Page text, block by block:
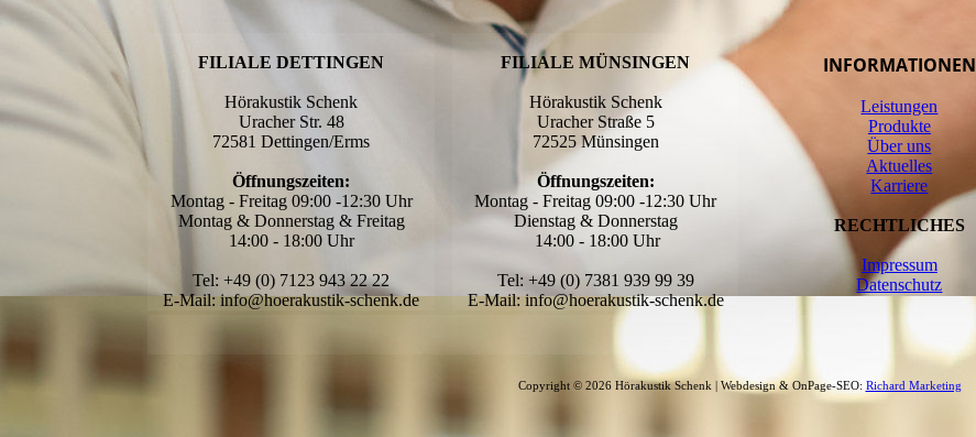
FILIALE DETTINGEN
Hörakustik Schenk
Uracher Str. 48
72581 Dettingen/Erms
Öffnungszeiten:
Montag - Freitag 09:00 -12:30 Uhr
Montag & Donnerstag & Freitag
14:00 - 18:00 Uhr
Tel: +49 (0) 7123 943 22 22
E-Mail: info@hoerakustik-schenk.de
FILIALE MÜNSINGEN
Hörakustik Schenk
Uracher Straße 5
72525 Münsingen
Öffnungszeiten:
Montag - Freitag 09:00 -12:30 Uhr
Dienstag & Donnerstag
14:00 - 18:00 Uhr
Tel: +49 (0) 7381 939 99 39
E-Mail: info@hoerakustik-schenk.de
INFORMATIONEN
Leistungen
Produkte
Über uns
Aktuelles
Karriere
RECHTLICHES
Impressum
Datenschutz
Copyright © 2026 Hörakustik Schenk | Webdesign & OnPage-SEO: Richard Marketing